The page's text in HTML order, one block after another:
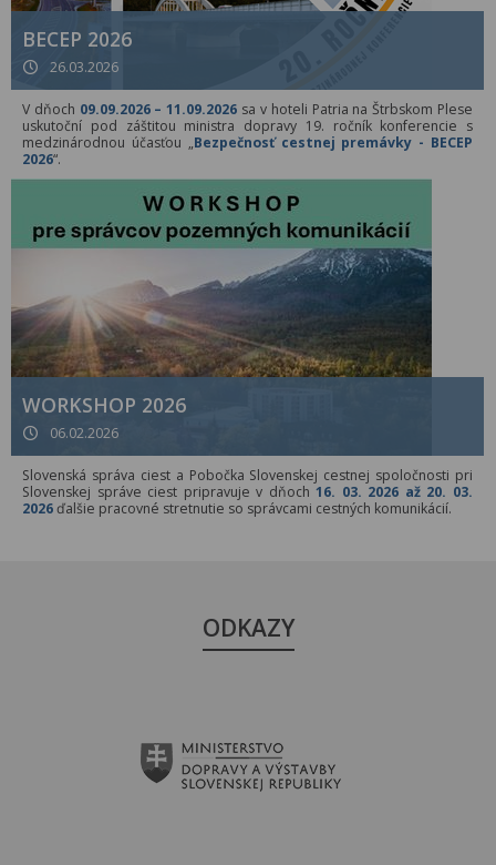
BECEP 2026
26.03.2026
V dňoch 09.09.2026 – 11.09.2026 sa v hoteli Patria na Štrbskom Plese
uskutoční pod záštitou ministra dopravy 19. ročník konferencie s
medzinárodnou účasťou „Bezpečnosť cestnej premávky - BECEP
2026“.
WORKSHOP 2026
06.02.2026
Slovenská správa ciest a Pobočka Slovenskej cestnej spoločnosti pri
Slovenskej správe ciest pripravuje v dňoch16. 03. 2026 až 20. 03.
2026ďalšie pracovné stretnutie so správcami cestných komunikácií.
ODKAZY